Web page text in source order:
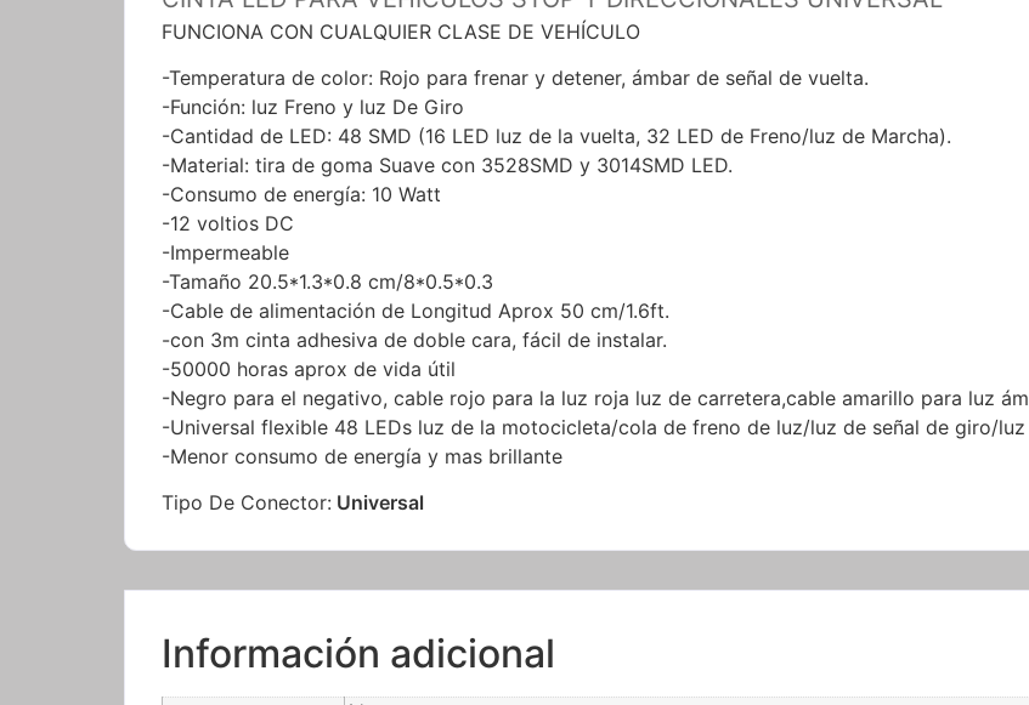
FUNCIONA CON CUALQUIER CLASE DE VEHÍCULO
-Temperatura de color: Rojo para frenar y detener, ámbar de señal de vuelta.
-Función: luz Freno y luz De Giro
-Cantidad de LED: 48 SMD (16 LED luz de la vuelta, 32 LED de Freno/luz de Marcha).
-Material: tira de goma Suave con 3528SMD y 3014SMD LED.
-Consumo de energía: 10 Watt
-12 voltios DC
-Impermeable
-Tamaño 20.5*1.3*0.8 cm/8*0.5*0.3
-Cable de alimentación de Longitud Aprox 50 cm/1.6ft.
-con 3m cinta adhesiva de doble cara, fácil de instalar.
-50000 horas aprox de vida útil
-Negro para el negativo, cable rojo para la luz roja luz de carretera,cable amarillo para luz
-Universal flexible 48 LEDs luz de la motocicleta/cola de freno de luz/luz de señal de giro/
-Menor consumo de energía y mas brillante
Tipo De Conector: Universal
Información adicional